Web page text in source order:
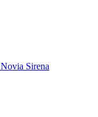
Sirena